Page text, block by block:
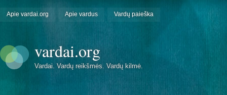
Apie vardai.org Apie vardus Vardų paieška
vardai.org
Vardai. Vardų reikšmės. Vardų kilmė.